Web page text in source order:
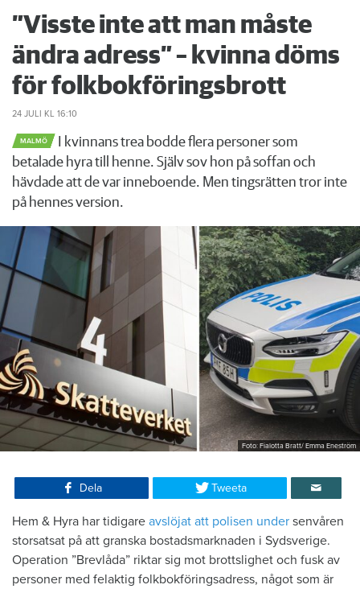
”Visste inte att man måste
ändra adress” – kvinna döms
för folkbokföringsbrott
24 JULI KL 16:10
MALMÖ
I kvinnans trea bodde flera personer som
betalade hyra till henne. Själv sov hon på soffan och
hävdade att de var inneboende. Men tingsrätten tror inte
på hennes version.
Foto: Fialotta Bratt/ Emma Eneström
Dela Tweeta
Hem & Hyra har tidigare avslöjat att polisen under senvåren
storsatsat på att granska bostadsmarknaden i Sydsverige.
Operation ”Brevlåda” riktar sig mot brottslighet och fusk av
personer med felaktig folkbokföringsadress, något som är